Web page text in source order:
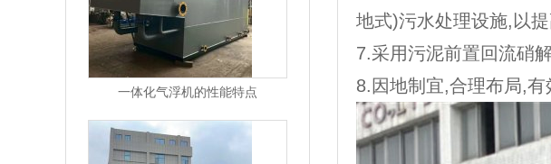
一体化气浮机的性能特点
地式)污水处理设施,以
7.采用污泥前置回流硝
8.因地制宜,合理布局,